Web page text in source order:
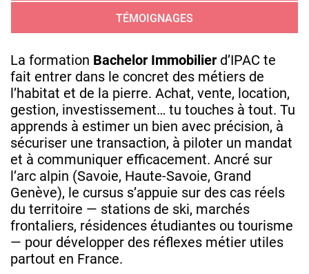
TÉMOIGNAGES
La formation Bachelor Immobilier d’IPAC te
fait entrer dans le concret des métiers de
l’habitat et de la pierre. Achat, vente, location,
gestion, investissement… tu touches à tout. Tu
apprends à estimer un bien avec précision, à
sécuriser une transaction, à piloter un mandat
et à communiquer efficacement. Ancré sur
l’arc alpin (Savoie, Haute‑Savoie, Grand
Genève), le cursus s’appuie sur des cas réels
du territoire — stations de ski, marchés
frontaliers, résidences étudiantes ou tourisme
— pour développer des réflexes métier utiles
partout en France.